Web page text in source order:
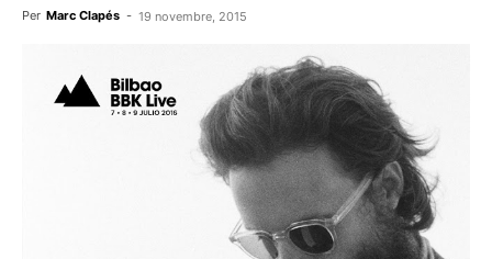
Per Marc Clapés - 19 novembre, 2015